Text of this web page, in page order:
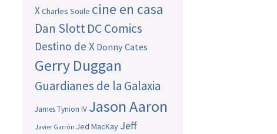
XCharles Soule cine en casa
Dan SlottDC Comics
Destino de X Donny Cates
Gerry Duggan
Guardianes de la Galaxia
James Tynion IV Jason Aaron
Javier Garrón Jed MacKay Jeff